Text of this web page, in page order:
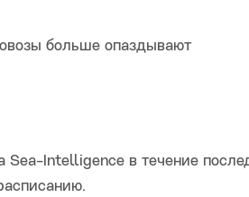
Sea-Intelligence в течение